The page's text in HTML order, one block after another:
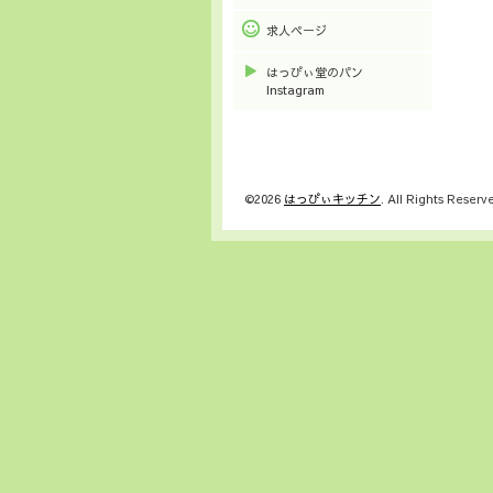
求人ページ
はっぴぃ堂のパン
Instagram
©2026 はっぴぃキッチン. All Rights